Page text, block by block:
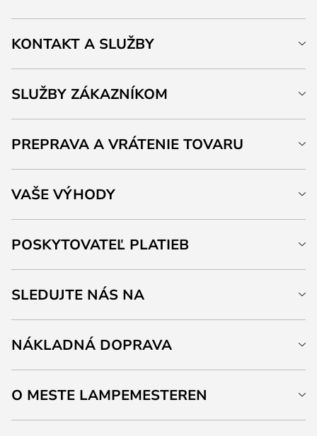
KONTAKT A SLUŽBY
SLUŽBY ZÁKAZNÍKOM
PREPRAVA A VRÁTENIE TOVARU
VAŠE VÝHODY
POSKYTOVATEĽ PLATIEB
SLEDUJTE NÁS NA
NÁKLADNÁ DOPRAVA
O MESTE LAMPEMESTEREN